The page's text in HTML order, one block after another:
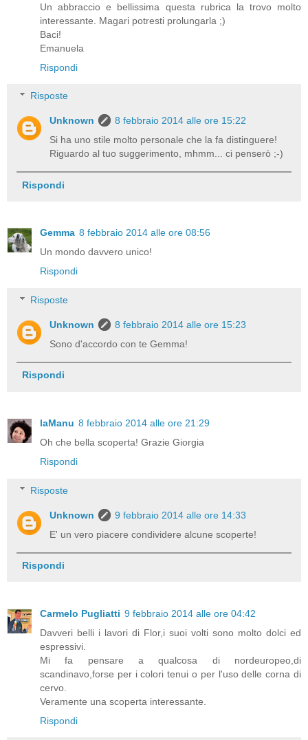
Un abbraccio e bellissima questa rubrica la trovo molto
interessante. Magari potresti prolungarla ;)
Baci!
Emanuela
Rispondi
Risposte
Unknown
8 febbraio 2014 alle ore 15:22
Si ha uno stile molto personale che la fa distinguere!
Riguardo al tuo suggerimento, mhmm... ci penserò ;-)
Rispondi
Gemma 8 febbraio 2014 alle ore 08:56
Un mondo davvero unico!
Rispondi
Risposte
Unknown
8 febbraio 2014 alle ore 15:23
Sono d'accordo con te Gemma!
Rispondi
laManu 8 febbraio 2014 alle ore 21:29
Oh che bella scoperta! Grazie Giorgia
Rispondi
Risposte
Unknown
9 febbraio 2014 alle ore 14:33
E' un vero piacere condividere alcune scoperte!
Rispondi
Carmelo Pugliatti 9 febbraio 2014 alle ore 04:42
Davveri belli i lavori di Flor,i suoi volti sono molto dolci ed
espressivi.
Mi fa pensare a qualcosa di nordeuropeo,di
scandinavo,forse per i colori tenui o per l'uso delle corna di
cervo.
Veramente una scoperta interessante.
Rispondi